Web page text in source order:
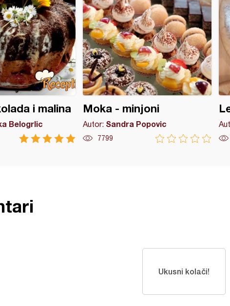
i malina
Belogrlic
Moka - minjoni
Autor: Sandra Popovic
7799
Ukusni kolači!